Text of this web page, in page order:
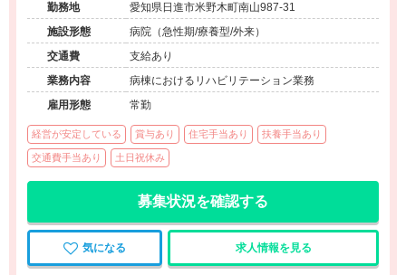
勤務地
愛知県日進市米野木町南山987-31
施設形態
病院（急性期/療養型/外来）
交通費
支給あり
業務内容
病棟におけるリハビリテーション業務
雇用形態
常勤
経営が安定している 賞与あり 住宅手当あり 扶養手当あり
交通費手当あり 土日祝休み
募集状況を確認する
気になる 求人情報を見る